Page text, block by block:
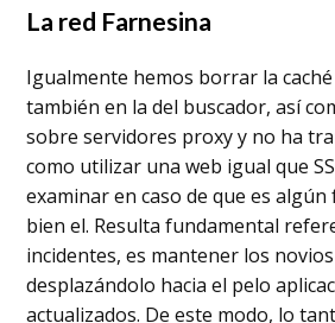
La red Farnesina
Igualmente hemos borrar la
también en la del buscador, así
sobre servidores proxy y no ha
como utilizar una web igual que
examinar en caso de que es algún
bien el. Resulta fundamental
incidentes, es mantener los
desplazándolo hacia el pelo
actualizados. De este modo, lo